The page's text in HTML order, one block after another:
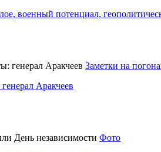
военный потенциал,
Заметки на
Аракчеев
Фото